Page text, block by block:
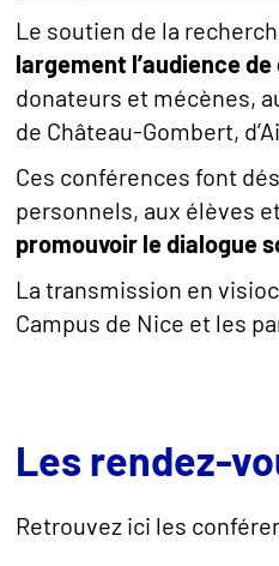
Le soutien de la
largement l’audience
donateurs et mécènes,
de Château-Gombert,
Ces conférences font
personnels, aux élèves
promouvoir le dialogue
La transmission en
Campus de Nice et les
Les rendez-
Retrouvez ici les